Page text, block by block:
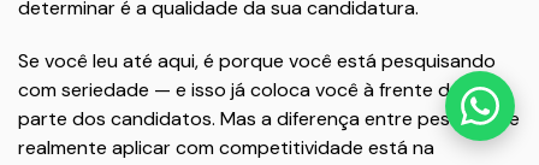
determinar é a qualidade da sua candidatura.
Se você leu até aqui, é porque você está pesquisando
com seriedade — e isso já coloca você à frente de boa
parte dos candidatos. Mas a diferença entre pesquisar e
realmente aplicar com competitividade está na